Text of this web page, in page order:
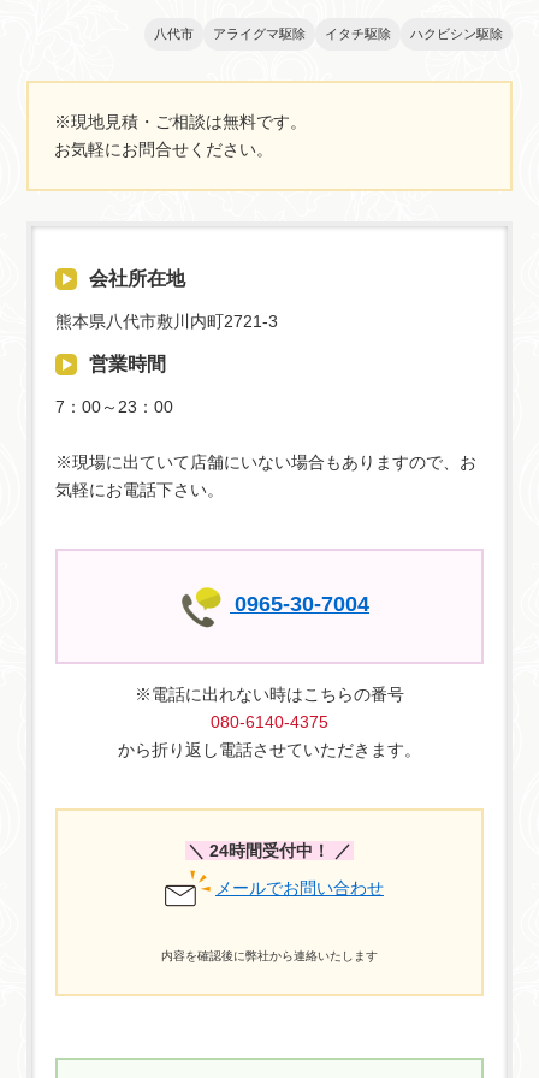
60,000円～で対応できます。自
の駆除もサポートいたします。
お気軽にお問い合わせくださ
い。
は25,000円～で対応できます。
容などにより料金は異なりま
す。お気軽にお問い合わせくだ
八代市 アライグマ駆除 イタチ駆除 ハクビシン駆除
※現地見積・ご相談は無料です。
お気軽にお問合せください。
会社所在地
熊本県八代市敷川内町2721-3
営業時間
7：00～23：00
※現場に出ていて店舗にいない場合もありますので、お
気軽にお電話下さい。
0965-30-7004
※電話に出れない時はこちらの番号
080-6140-4375
から折り返し電話させていただきます。
＼ 24時間受付中！ ／
メールでお問い合わせ
内容を確認後に弊社から連絡いたします